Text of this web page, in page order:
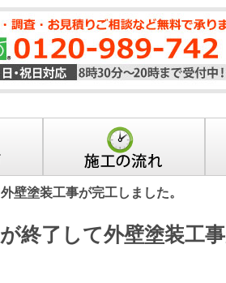
壁塗装工事が完工しました。
終了して外壁塗装工